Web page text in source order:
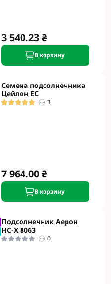
3 540.23 ₴
В корзину
Семена подсолнечника
Цейлон ЕС
3
7 964.00 ₴
В корзину
Подсолнечник Аерон
НС-Х 8063
0